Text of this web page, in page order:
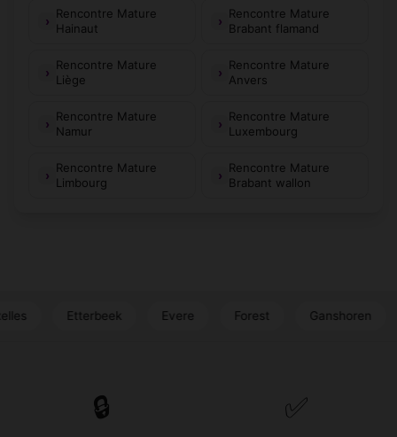
Rencontre Mature
Hainaut
Rencontre Mature
Brabant flamand
Rencontre Mature
Liège
Rencontre Mature
Anvers
Rencontre Mature
Namur
Rencontre Mature
Luxembourg
Rencontre Mature
Limbourg
Rencontre Mature
Brabant wallon
Etterbeek Evere Forest Ganshoren
🔒 ✅